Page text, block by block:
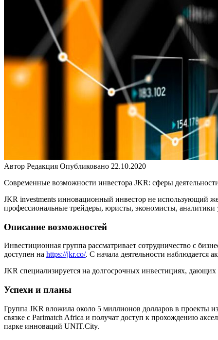
Автор Редакция Опубликовано 22.10.2020
Современные возможности инвестора JKR: сферы
JKR investments инновационный инвестор не использующий
профессиональные трейдеры, юристы, экономисты,
Описание возможностей
Инвестиционная группа рассматривает сотрудничество с
доступен на https://jkr.co/. С начала деятельности наблюдается
JKR специализируется на долгосрочных инвестициях, дающих
Успехи и планы
Группа JKR вложила около 5 миллионов долларов в проекты
связке с Parimatch Africa и получат доступ к прохождению
парке инноваций UNIT.City.